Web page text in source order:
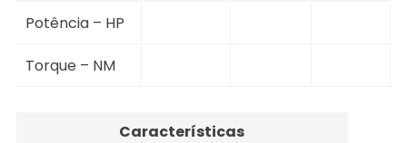
Potência – HP
Torque – NM
Características